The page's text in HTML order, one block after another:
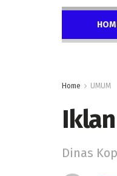
Home UMUM
Dinas